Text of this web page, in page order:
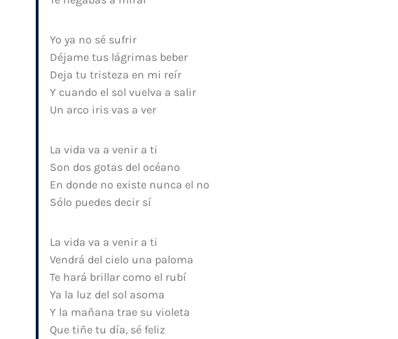
Yo ya no sé sufrir
Déjame tus lágrimas beber
Deja tu tristeza en mi reír
Y cuando el sol vuelva a salir
Un arco iris vas a ver
La vida va a venir a ti
Son dos gotas del océano
En donde no existe nunca el no
Sólo puedes decir sí
La vida va a venir a ti
Vendrá del cielo una paloma
Te hará brillar como el rubí
Ya la luz del sol asoma
Y la mañana trae su violeta
Que tiñe tu día, sé feliz